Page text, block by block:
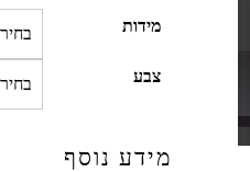
מידות
צבע
מידע נוסף